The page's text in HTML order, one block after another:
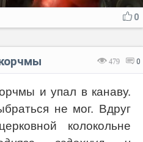
0
479 0
и упал в канаву.
не мог. Вдруг
колокольне